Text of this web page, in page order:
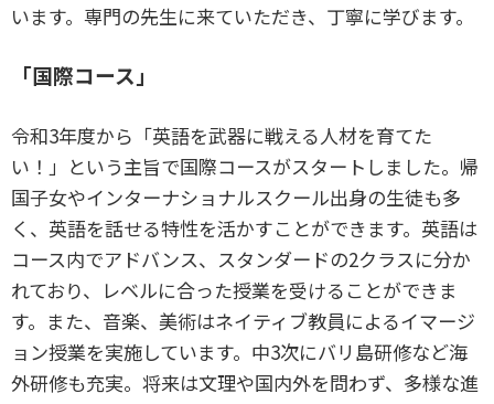
います。専門の先生に来ていただき、丁寧に学びます。
「国際コース」
令和3年度から「英語を武器に戦える人材を育てた
い！」という主旨で国際コースがスタートしました。帰
国子女やインターナショナルスクール出身の生徒も多
く、英語を話せる特性を活かすことができます。英語は
コース内でアドバンス、スタンダードの2クラスに分か
れており、レベルに合った授業を受けることができま
す。また、音楽、美術はネイティブ教員によるイマージ
ョン授業を実施しています。中3次にバリ島研修など海
外研修も充実。将来は文理や国内外を問わず、多様な進